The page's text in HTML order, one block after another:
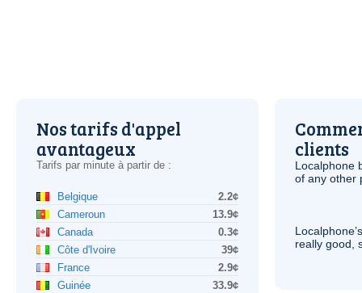
Nos tarifs d'appel
avantageux
Tarifs par minute à partir de :
Belgique
2.2¢
Cameroun
13.9¢
Canada
0.3¢
Côte d'Ivoire
39¢
France
2.9¢
Guinée
33.9¢
clients
Localphone
of any other
really good,